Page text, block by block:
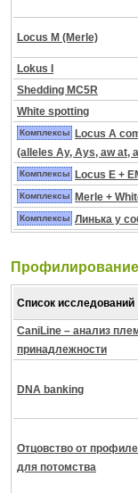
Locus M (Merle)
Lokus I
Shedding MC5R
White spotting
Комплексы
Locus A
(alleles Ay, Ays, aw at,
Комплексы Locus E +
Комплексы Merle +
Комплексы Линька у
Список исследований
CaniLine – анализ
принадлежности
DNA banking
Отцовство от
для потомства